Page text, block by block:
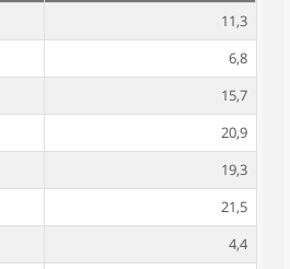
11,3
6,8
15,7
20,9
19,3
21,5
4,4